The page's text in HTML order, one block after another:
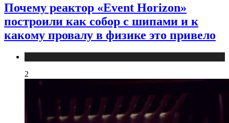
Почему реактор «Event Horizon»
построили как собор с шипами и к
какому провалу в физике это привело
2